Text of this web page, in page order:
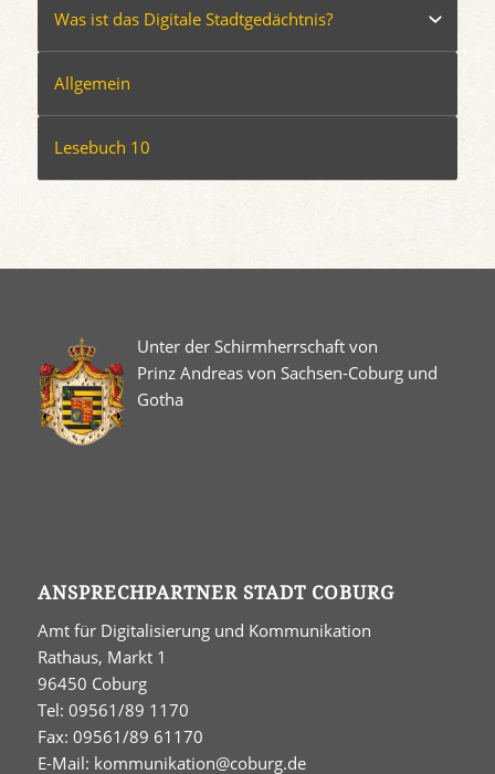
Was ist das Digitale Stadtgedächtnis?
Allgemein
Lesebuch 10
Unter der Schirmherrschaft von
Prinz Andreas von Sachsen-Coburg und
Gotha
ANSPRECHPARTNER STADT COBURG
Amt für Digitalisierung und Kommunikation
Rathaus, Markt 1
96450 Coburg
Tel: 09561/89 1170
Fax: 09561/89 61170
E-Mail: kommunikation@coburg.de